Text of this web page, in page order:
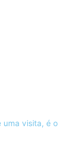
uma visita, é o